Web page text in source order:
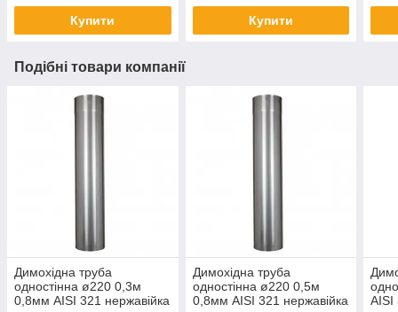
Купити Купити
Подібні товари компанії
Димохідна труба
одностінна ø220 0,3м
0,8мм AISI 321 нержавійка
Димохідна труба
одностінна ø220 0,5м
0,8мм AISI 321 нержавійка
AISI